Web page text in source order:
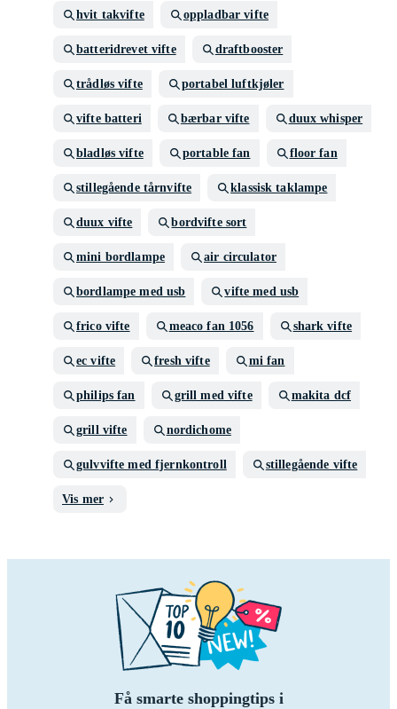
hvit takvifte oppladbar vifte
batteridrevet vifte draftbooster
trådløs vifte portabel luftkjøler
vifte batteri bærbar vifte duux whisper
bladløs vifte portable fan floor fan
stillegående tårnvifte klassisk taklampe
duux vifte bordvifte sort
mini bordlampe air circulator
bordlampe med usb vifte med usb
frico vifte meaco fan 1056 shark vifte
ec vifte fresh vifte mi fan
philips fan grill med vifte makita dcf
grill vifte nordichome
gulvvifte med fjernkontroll stillegående vifte
Vis mer
Få smarte shoppingtips i